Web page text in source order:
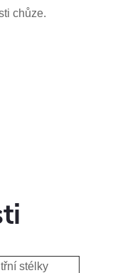
chůze.
stélky